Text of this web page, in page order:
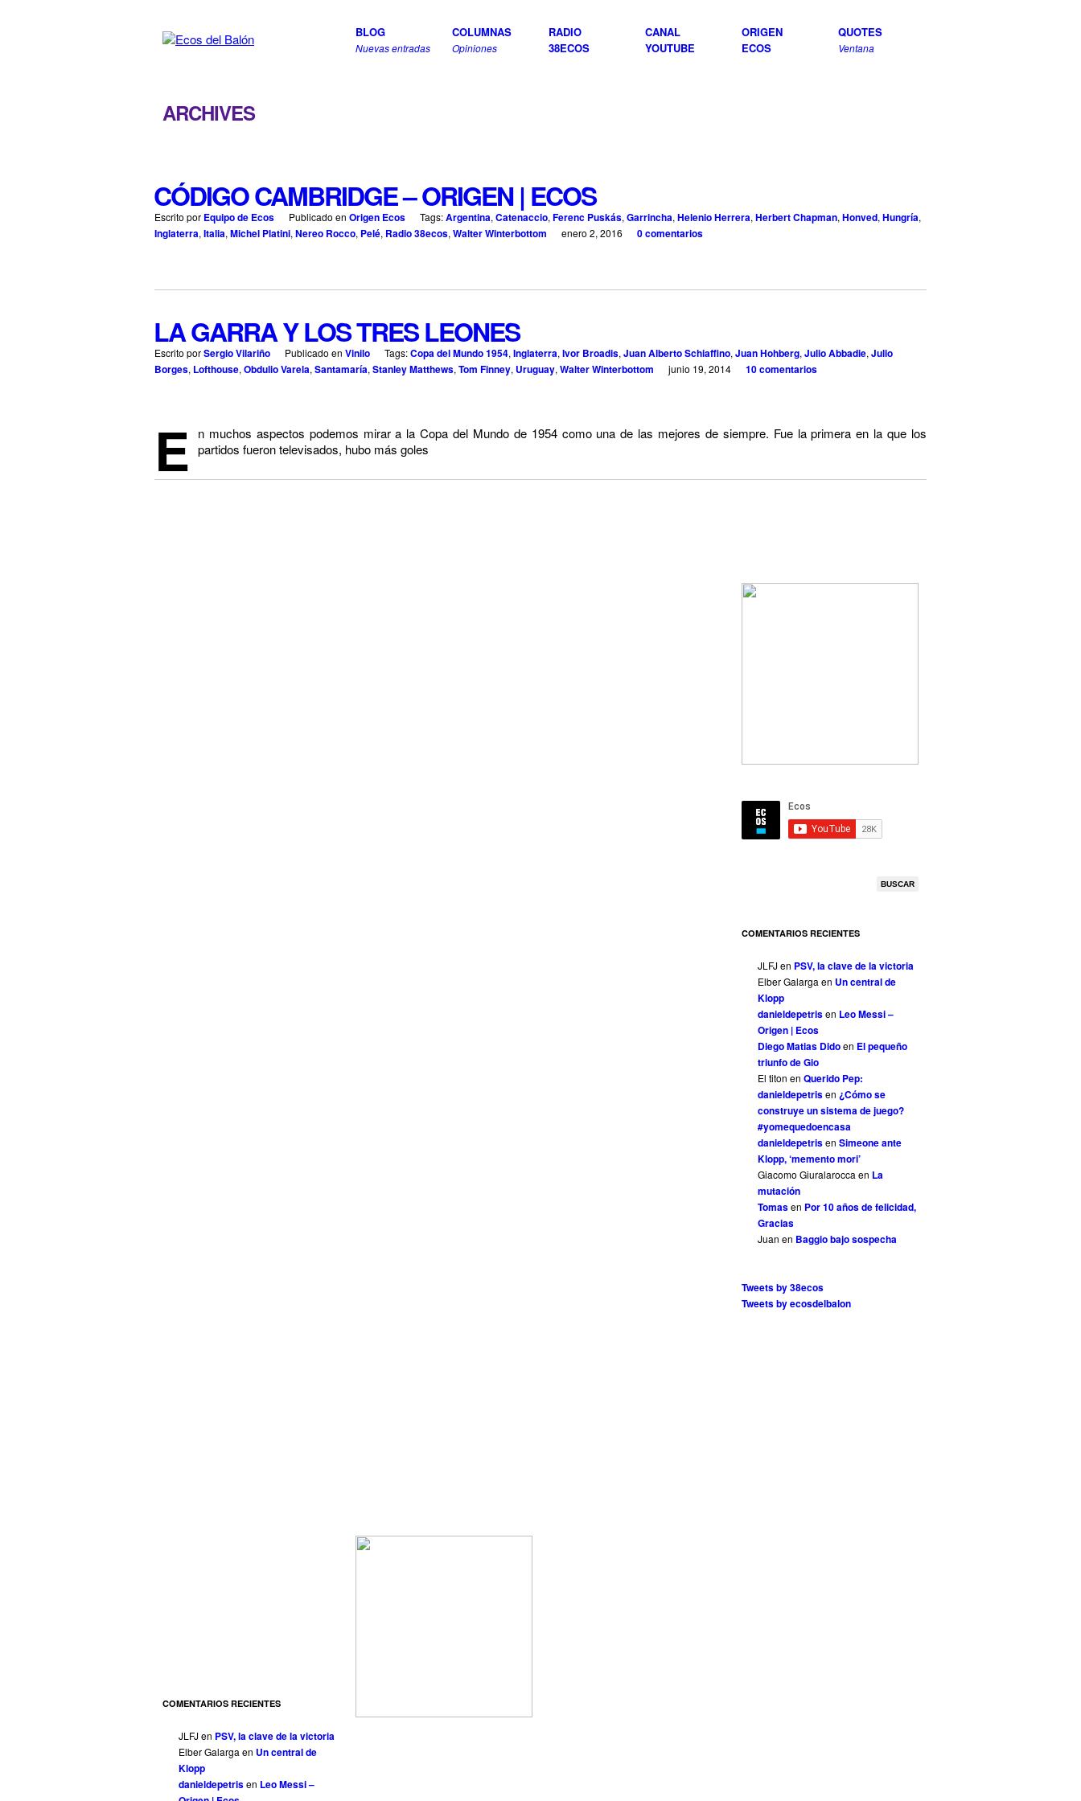
BLOG
Nuevas entradas
COLUMNAS
Opiniones
RADIO
38ECOS
CANAL
YOUTUBE
ORIGEN
ECOS
QUOTES
Ventana
ARCHIVES
CÓDIGO CAMBRIDGE – ORIGEN | ECOS
Escrito por Equipo de Ecos Publicado en Origen Ecos Tags:Argentina, Catenaccio, Ferenc Puskás, Garrincha, Helenio Herrera, Herbert Chapman, Honved, Hungría,
Inglaterra, Italia, Michel Platini, Nereo Rocco, Pelé, Radio 38ecos, Walter Winterbottom enero 2, 2016 0 comentarios
LA GARRA Y LOS TRES LEONES
Escrito porSergio Vilariño Publicado en Vinilo Tags:Copa del Mundo 1954, Inglaterra, Ivor Broadis, Juan Alberto Schiaffino, Juan Hohberg, Julio Abbadie, Julio
Borges, Lofthouse, Obdulio Varela, Santamaría, Stanley Matthews, Tom Finney, Uruguay, Walter Winterbottom junio 19, 2014 10 comentarios
E
n muchos aspectos podemos mirar a la Copa del Mundo de 1954 como una de las mejores de siempre. Fue la primera en la que los
partidos fueron televisados, hubo más goles
COMENTARIOS RECIENTES
JLFJ en PSV, la clave de la victoria
Elber Galarga en Un central de
Klopp
danieldepetrisen Leo Messi –
Origen | Ecos
Diego Matias Didoen El pequeño
triunfo de Gio
El titon en Querido Pep:
danieldepetrisen ¿Cómo se
construye un sistema de juego?
#yomequedoencasa
danieldepetrisen Simeone ante
Klopp, ‘memento mori’
Giacomo Giuralarocca en La
mutación
Tomasen Por 10 años de felicidad,
Gracias
Juan en Baggio bajo sospecha
Tweets by 38ecos
Tweets by ecosdelbalon
COMENTARIOS RECIENTES
JLFJ en PSV, la clave de la victoria
Elber Galarga en Un central de
Klopp
danieldepetrisen Leo Messi –